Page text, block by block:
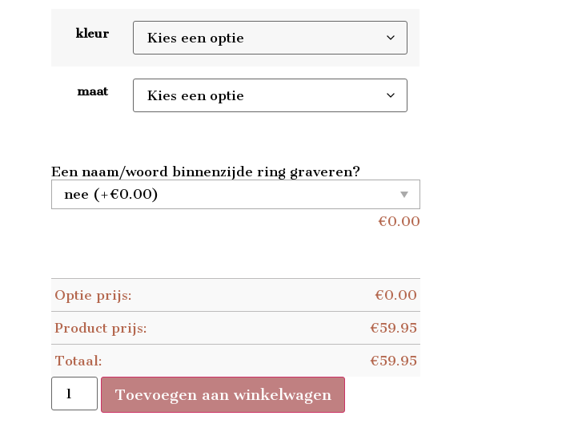
kleur
maat
Een naam/woord binnenzijde ring graveren?
€0.00
Optie prijs: €0.00
Product prijs: €59.95
Totaal: €59.95
Toevoegen aan winkelwagen